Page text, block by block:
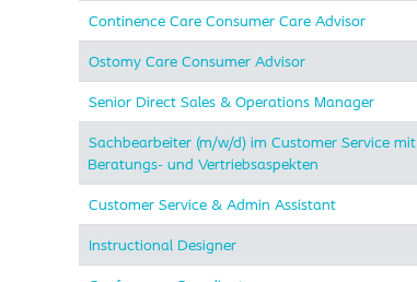
Continence Care Consumer Care Advisor
Ostomy Care Consumer Advisor
Senior Direct Sales & Operations Manager
Sachbearbeiter (m/w/d) im Customer Service mit
Beratungs- und Vertriebsaspekten
Customer Service & Admin Assistant
Instructional Designer